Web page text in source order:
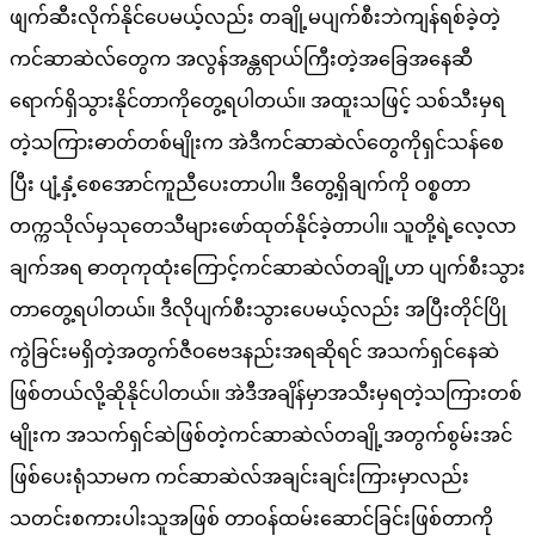
ဖျက်ဆီးလိုက်နိုင်ပေမယ့်လည်း တချို့မပျက်စီးဘဲကျန်ရစ်ခဲ့တဲ့
ကင်ဆာဆဲလ်တွေက အလွန်အန္တရာယ်ကြီးတဲ့အခြေအနေဆီ
ရောက်ရှိသွားနိုင်တာကိုတွေ့ရပါတယ်။ အထူးသဖြင့် သစ်သီးမှရ
တဲ့သကြားဓာတ်တစ်မျိုးက အဲဒီကင်ဆာဆဲလ်တွေကိုရှင်သန်စေ
ပြီး ပျံ့နှံ့စေအောင်ကူညီပေးတာပါ။ ဒီတွေ့ရှိချက်ကို ဝစ္စတာ
တက္ကသိုလ်မှသုတေသီများဖော်ထုတ်နိုင်ခဲ့တာပါ။ သူတို့ရဲ့လေ့လာ
ချက်အရ ဓာတုကုထုံးကြောင့်ကင်ဆာဆဲလ်တချို့ဟာ ပျက်စီးသွား
တာတွေ့ရပါတယ်။ ဒီလိုပျက်စီးသွားပေမယ့်လည်း အပြီးတိုင်ပြို
ကွဲခြင်းမရှိတဲ့အတွက်ဇီဝဗေဒနည်းအရဆိုရင် အသက်ရှင်နေဆဲ
ဖြစ်တယ်လို့ဆိုနိုင်ပါတယ်။ အဲဒီအချိန်မှာအသီးမှရတဲ့သကြားတစ်
မျိုးက အသက်ရှင်ဆဲဖြစ်တဲ့ကင်ဆာဆဲလ်တချို့အတွက်စွမ်းအင်
ဖြစ်ပေးရုံသာမက ကင်ဆာဆဲလ်အချင်းချင်းကြားမှာလည်း
သတင်းစကားပါးသူအဖြစ် တာဝန်ထမ်းဆောင်ခြင်းဖြစ်တာကို